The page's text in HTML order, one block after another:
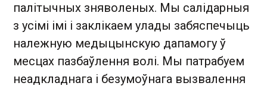
палітычных зняволеных. Мы салідарныя
з усімі імі і заклікаем улады забяспечыць
належную медыцынскую дапамогу ў
месцах пазбаўлення волі. Мы патрабуем
неадкладнага і безумоўнага вызвалення